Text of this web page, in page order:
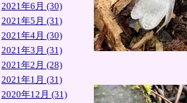
2021年6月 (30)
2021年5月 (31)
2021年4月 (30)
2021年3月 (31)
2021年2月 (28)
2021年1月 (31)
2020年12月 (31)